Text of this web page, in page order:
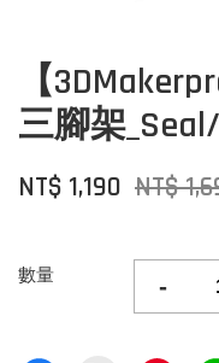
【
三腳架
NT$ 1,190 NT$
數量 -